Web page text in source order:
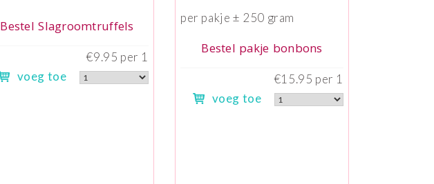
Bestel Slagroomtruffels
€9.95 per 1
voeg toe
per pakje ± 250 gram
Bestel pakje bonbons
€15.95 per 1
voeg toe